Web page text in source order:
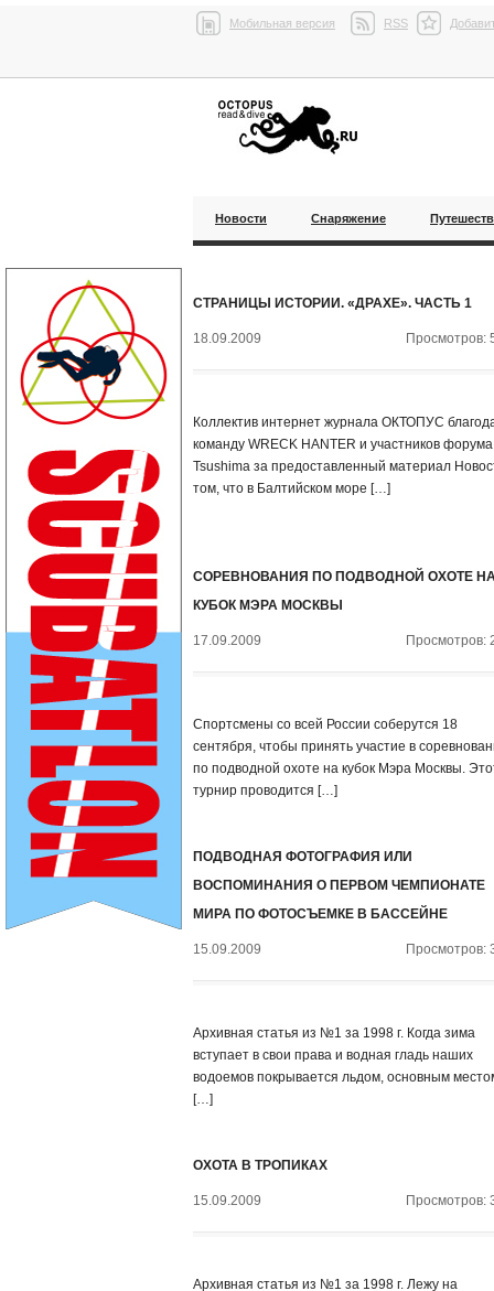
Мобильная версия RSS
Новости Снаряжение
СТРАНИЦЫ ИСТОРИИ. «ДРАХЕ». ЧАСТЬ 1
18.09.2009 Просмотров:
Коллектив интернет журнала ОКТОПУС
команду WRECK HANTER и участников форума
Tsushima за предоставленный материал
том, что в Балтийском море […]
СОРЕВНОВАНИЯ ПО ПОДВОДНОЙ ОХОТЕ
КУБОК МЭРА МОСКВЫ
17.09.2009 Просмотров:
Спортсмены со всей России соберутся 18
сентября, чтобы принять участие в
по подводной охоте на кубок Мэра Москвы.
турнир проводится […]
ПОДВОДНАЯ ФОТОГРАФИЯ ИЛИ
ВОСПОМИНАНИЯ О ПЕРВОМ ЧЕМПИОНАТЕ
МИРА ПО ФОТОСЪЕМКЕ В БАССЕЙНЕ
15.09.2009 Просмотров:
Архивная статья из №1 за 1998 г. Когда зима
вступает в свои права и водная гладь наших
водоемов покрывается льдом, основным
[…]
ОХОТА В ТРОПИКАХ
15.09.2009 Просмотров:
Архивная статья из №1 за 1998 г. Лежу на